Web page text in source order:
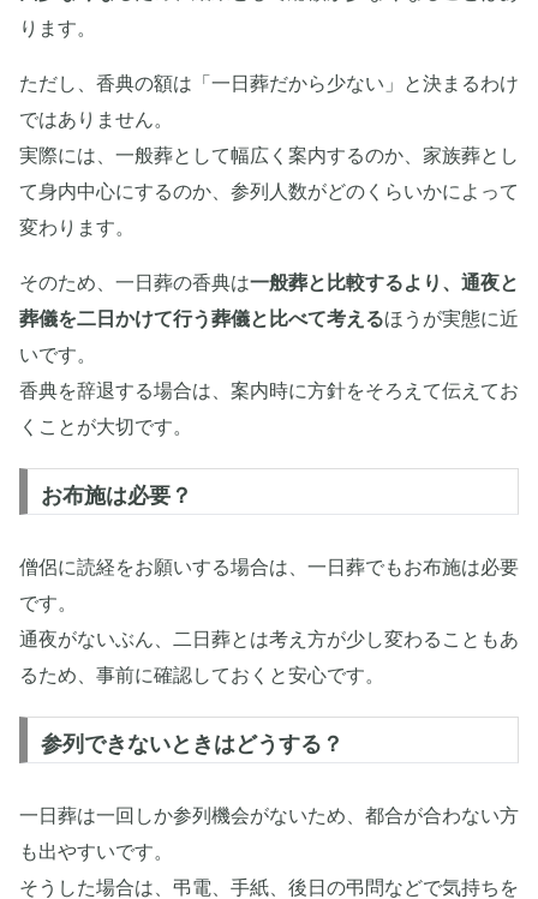
ります。
ただし、香典の額は「一日葬だから少ない」と決まるわけ
ではありません。
実際には、一般葬として幅広く案内するのか、家族葬とし
て身内中心にするのか、参列人数がどのくらいかによって
変わります。
そのため、一日葬の香典は一般葬と比較するより、通夜と
葬儀を二日かけて行う葬儀と比べて考えるほうが実態に近
いです。
香典を辞退する場合は、案内時に方針をそろえて伝えてお
くことが大切です。
お布施は必要？
僧侶に読経をお願いする場合は、一日葬でもお布施は必要
です。
通夜がないぶん、二日葬とは考え方が少し変わることもあ
るため、事前に確認しておくと安心です。
参列できないときはどうする？
一日葬は一回しか参列機会がないため、都合が合わない方
も出やすいです。
そうした場合は、弔電、手紙、後日の弔問などで気持ちを